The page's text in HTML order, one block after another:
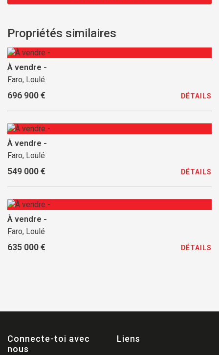
Propriétés similaires
À vendre -
Faro, Loulé
696 900 € DÉTAILS
À vendre -
Faro, Loulé
549 000 € DÉTAILS
À vendre -
Faro, Loulé
635 000 € DÉTAILS
Connecte-toi avec
nous
Liens